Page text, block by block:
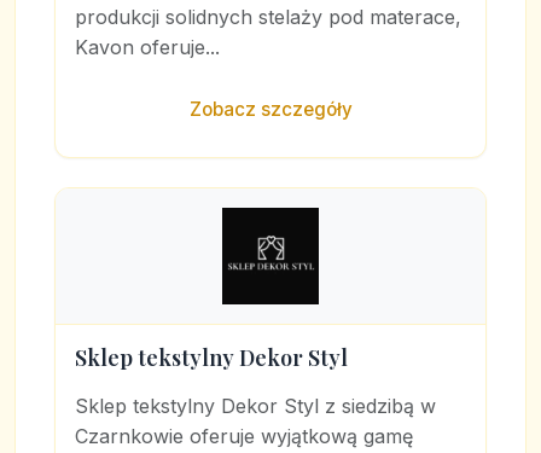
produkcji solidnych stelaży pod materace,
Kavon oferuje...
Zobacz szczegóły
Sklep tekstylny Dekor Styl
Sklep tekstylny Dekor Styl z siedzibą w
Czarnkowie oferuje wyjątkową gamę